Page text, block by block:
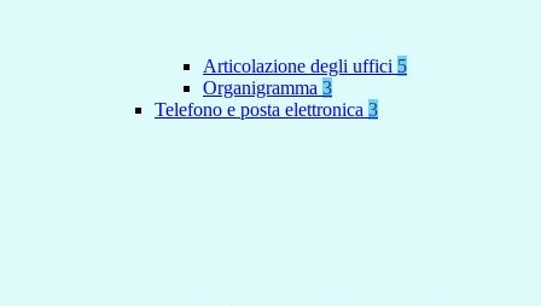
Articolazione degli uffici 5
Organigramma 3
Telefono e posta elettronica 3